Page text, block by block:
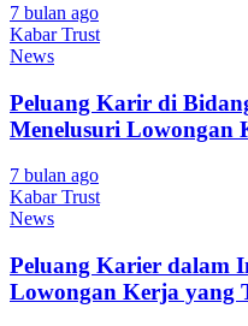
7 bulan ago
Kabar Trust
News
Peluang Karir di
Menelusuri Lowongan
7 bulan ago
Kabar Trust
News
Peluang Karier dalam
Lowongan Kerja yang